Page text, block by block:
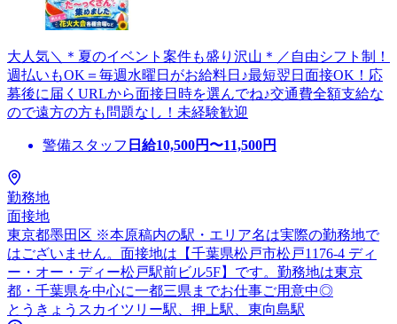
大人気＼＊夏のイベント案件も盛り沢山＊／自由シフト制！
週払いもOK＝毎週水曜日がお給料日♪最短翌日面接OK！応
募後に届くURLから面接日時を選んでね♪交通費全額支給な
ので遠方の方も問題なし！未経験歓迎
警備スタッフ 日給10,500円〜11,500円
勤務地
面接地
東京都墨田区 ※本原稿内の駅・エリア名は実際の勤務地で
はございません。面接地は【千葉県松戸市松戸1176-4 ディ
ー・オー・ディー松戸駅前ビル5F】です。勤務地は東京
都・千葉県を中心に一都三県までお仕事ご用意中◎
とうきょうスカイツリー駅、押上駅、東向島駅